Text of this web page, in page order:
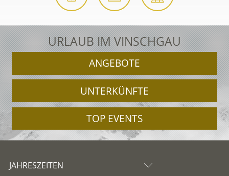
URLAUB IM VINSCHGAU
ANGEBOTE
UNTERKÜNFTE
TOP EVENTS
JAHRESZEITEN